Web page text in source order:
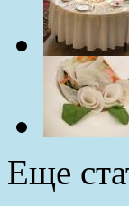
Еще